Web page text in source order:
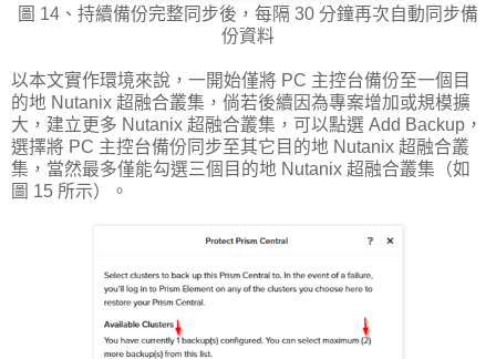
圖 14、持續備份完整同步後，每隔 30 分鐘再次自動同步備
份資料
以本文實作環境來說，一開始僅將 PC 主控台備份至一個目
的地 Nutanix 超融合叢集，倘若後續因為專案增加或規模擴
大，建立更多 Nutanix 超融合叢集，可以點選 Add Backup，
選擇將 PC 主控台備份同步至其它目的地 Nutanix 超融合叢
集，當然最多僅能勾選三個目的地 Nutanix 超融合叢集（如
圖 15 所示）。